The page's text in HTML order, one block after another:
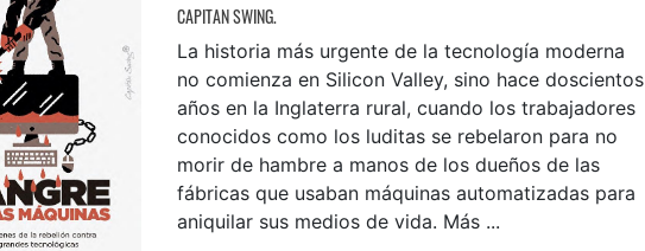
CAPITAN SWING.
La historia más urgente de la tecnología moderna
no comienza en Silicon Valley, sino hace doscientos
años en la Inglaterra rural, cuando los trabajadores
conocidos como los luditas se rebelaron para no
morir de hambre a manos de los dueños de las
fábricas que usaban máquinas automatizadas para
aniquilar sus medios de vida. Más ...